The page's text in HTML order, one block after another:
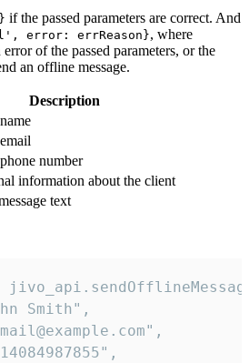
if the passed parameters are correct. And
error: errReason}, where
of the passed parameters, or the
an offline message.
Description
number
information about the client
text
Smith",